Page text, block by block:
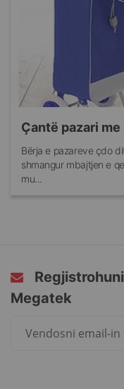
Çantë pazari
Bërja e pazareve çdo
shmangur mbajtjen e
mu...
Megatek